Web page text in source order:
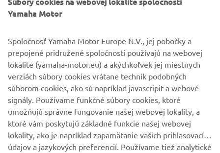
VIAC YAMAHA
PODPORA
BULLETIN
Získajte medzi prvými informácie o najnovších ponukách,
špeciálnych akciách, nových verziách a mnoho ďalšieho
Yamaha Motor
Spoločnosť Yamaha Motor Europe N.V., jej pobočky a
prepojené pridružené spoločnosti používajú na webovej
lokalite (yamaha-motor.eu) a akýchkoľvek jej miestnych
verziách súbory cookies vrátane techník podobných
súborom cookies, ako sú napríklad javascripit a webové
signály. Používame funkčné súbory cookies, ktoré
umožňujú správne fungovanie našej webovej lokality, a
ktoré vám poskytujú základné funkcie našej webovej
lokality, ako je napríklad zapamätanie vašich prihlasovacích
údajov a jazykových preferencií. Používame tiež analytické